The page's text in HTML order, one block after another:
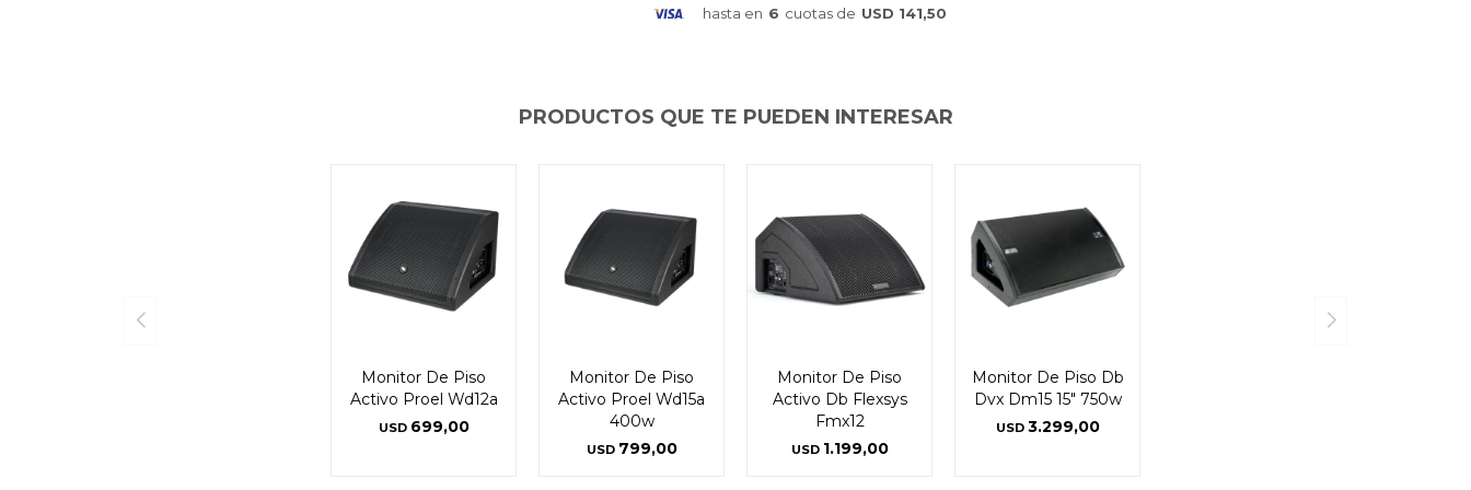
hasta en 6 cuotas de USD 141,50
PRODUCTOS QUE TE PUEDEN INTERESAR
Monitor De Piso
Activo Proel Wd12a
USD 699,00
Monitor De Piso
Activo Proel Wd15a
400w
USD 799,00
Monitor De Piso
Activo Db Flexsys
Fmx12
USD 1.199,00
Monitor De Piso Db
Dvx Dm15 15" 750w
USD 3.299,00